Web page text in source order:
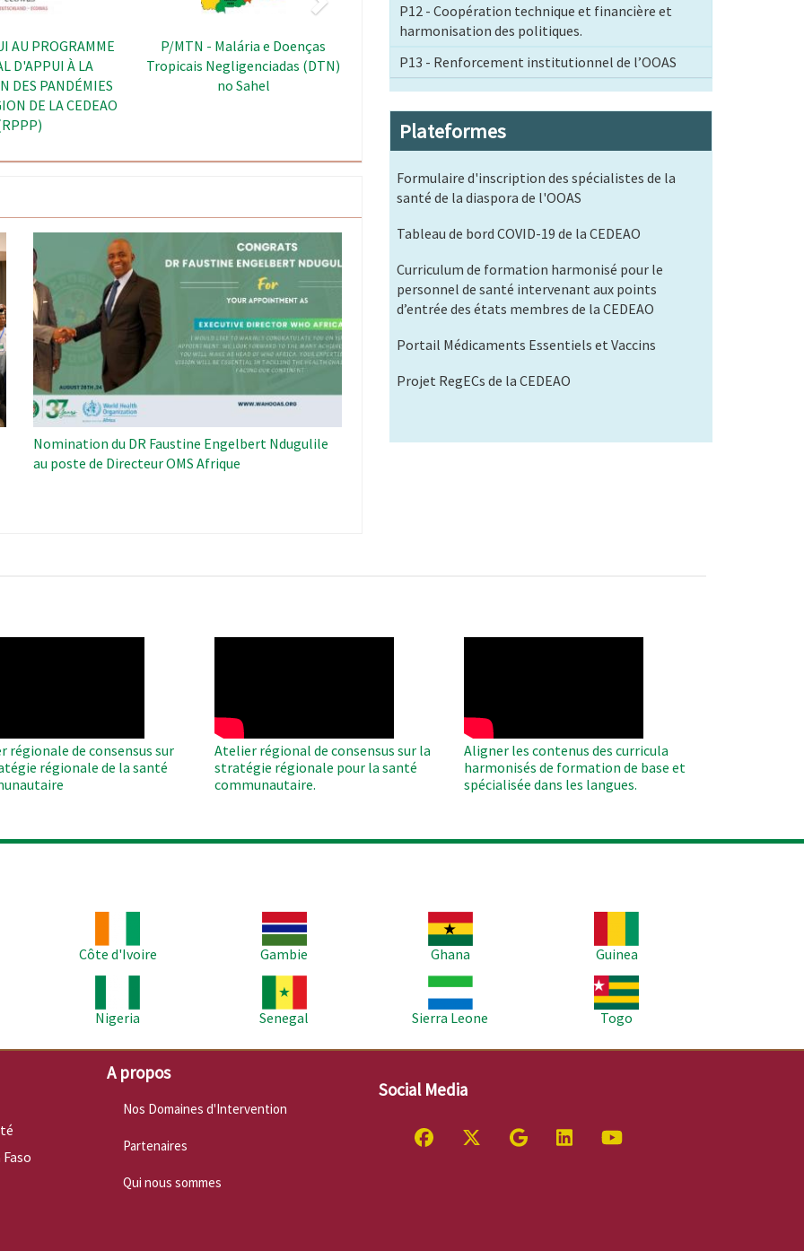
Renforcement des
Surveillance des
Afrique de l’Ouest
SWEDD - Autonomisation des
Femmes et Dividende
Démographique au Sahel
Nomination du DR Faustine Engelbert Ndugulile
au poste de Directeur OMS Afrique
P12 - Coopération technique et financière et
harmonisation des politiques.
P13 - Renforcement institutionnel de l’OOAS
Plateformes
Formulaire d'inscription des spécialistes de la
santé de la diaspora de l'OOAS
Tableau de bord COVID-19 de la CEDEAO
Curriculum de formation harmonisé pour le
personnel de santé intervenant aux points
d’entrée des états membres de la CEDEAO
Portail Médicaments Essentiels et Vaccins
Projet RegECs de la CEDEAO
régionale de consensus sur
régionale de la santé
Atelier régional de consensus sur la
stratégie régionale pour la santé
communautaire.
Aligner les contenus des curricula
harmonisés de formation de base et
spécialisée dans les langues.
Côte d'Ivoire
Gambie
Ghana
Guinea
Nigeria
Senegal
Sierra Leone
Togo
A propos
Nos Domaines d'Intervention
Partenaires
Qui nous sommes
Social Media